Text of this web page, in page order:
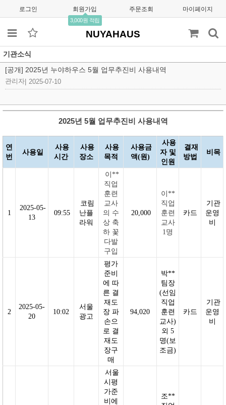
로그인 회원가입
3,000원 적립
주문조회 마이페이지
NUYAHAUS
기관소식
[공개] 2025년 누야하우스 5월 업무추진비 사용내역
관리자 2025-07-10
2025년 5월 업무추진비 사용내역
연
번
사용일
사용
시간
사용
장소
사용
목적
사용금
액(원)
사용
자 및
인원
결재
방법
비목
1
2025-05-
13
09:55
코림
난플
라워
이**
직업
훈련
교사
의 수
상 축
하 꽃
다발
구입
20,000
이**
직업
훈련
교사
1명
카드
기관
운영
비
2
2025-05-
20
10:02
서울
광고
평가
준비
에 따
른 결
재도
장 파
손으
로 결
재도
장구
매
94,020
박**
팀장
(선임
직업
훈련
교사)
외 5
명(보
조금)
카드
기관
운영
비
서울
시평
가준
비에
조**